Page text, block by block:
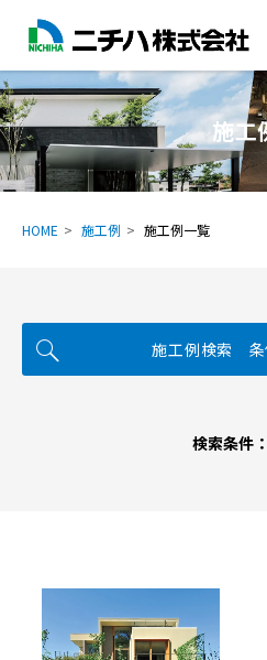
施工
HOME 施工例 施工例一覧
施工例検索 条
検索条件：